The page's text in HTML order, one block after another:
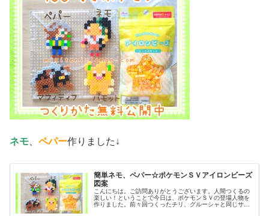
ネモ ペパー作りました↓
簡単ネモ、ペパー☆ポケモンＳＶアイロンビーズ
図案
こんにちは。ご訪問ありがとうございます。人間つくるの
楽しい！ということで今日は、ポケモンＳＶの登場人物を
作りました。前々回つくったチリ、グルーシャと同じサイ